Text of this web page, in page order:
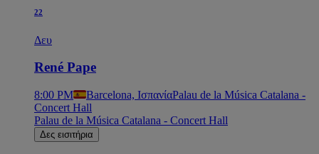
22
Δευ
René Pape
8:00 PM Barcelona, ΙσπανίαPalau de la Música Catalana -
Concert Hall
Palau de la Música Catalana - Concert Hall
Δες εισιτήρια